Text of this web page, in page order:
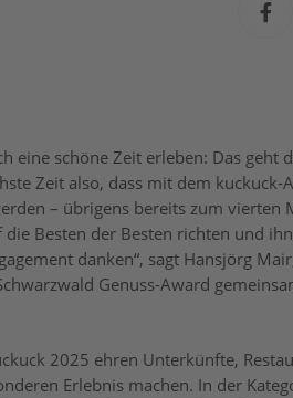
eine schöne Zeit erleben: Das geht
Zeit also, dass mit dem
– übrigens bereits zum
Besten der Besten richten und
danken“, sagt Hansjörg
Genuss-Award
2025 ehren Unterkünfte,
Erlebnis machen. In der